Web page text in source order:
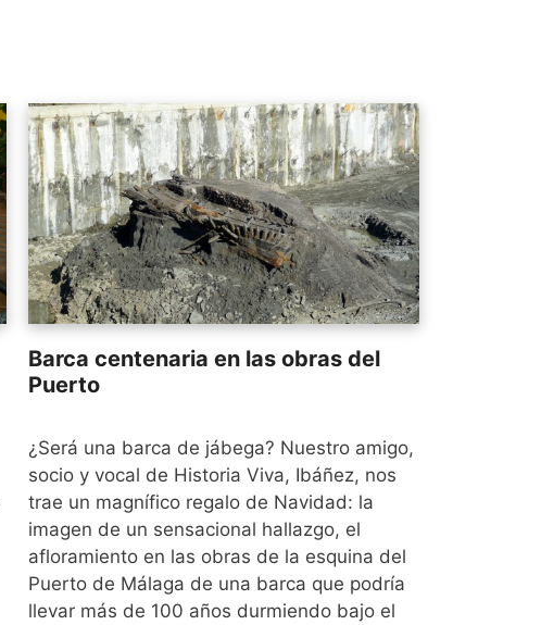
Barca centenaria en las obras del
Puerto
¿Será una barca de jábega? Nuestro amigo,
socio y vocal de Historia Viva, Ibáñez, nos
trae un magnífico regalo de Navidad: la
imagen de un sensacional hallazgo, el
afloramiento en las obras de la esquina del
Puerto de Málaga de una barca que podría
llevar más de 100 años durmiendo bajo el